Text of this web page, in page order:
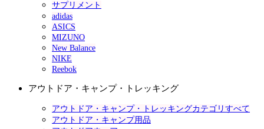
サプリメント
adidas
ASICS
MIZUNO
New Balance
NIKE
Reebok
アウトドア・キャンプ・トレッキング
アウトドア・キャンプ・トレッキングカテゴリすべて
アウトドア・キャンプ用品